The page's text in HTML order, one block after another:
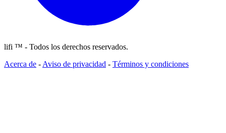
lifi ™ - Todos los derechos reservados.
Acerca de - Aviso de privacidad - Términos y condiciones